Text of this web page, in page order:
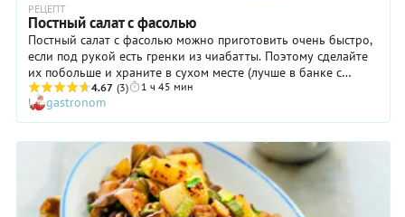
РЕЦЕПТ
Постный салат с фасолью
Постный салат с фасолью можно приготовить очень быстро,
если под рукой есть гренки из чиабатты. Поэтому сделайте
их побольше и храните в сухом месте (лучше в банке с
крышкой) в течение 2-3 дней. Все же остальные
ингредиенты постного салата организуются за считаные
минуты: нарезаются лук с сельдереем, фасоль откидывается
на дуршлаг или на сито. Последнюю мы рекомендуем
обязательно промыть кипяченой холодной водой, чтобы
избавить бобы от крахмалистой жидкости. Тогда постный
салат с фасолью получится особенно хрустящим, легким и
очень вкусным.
4.67 (3) 1 ч 45 мин
gastronom